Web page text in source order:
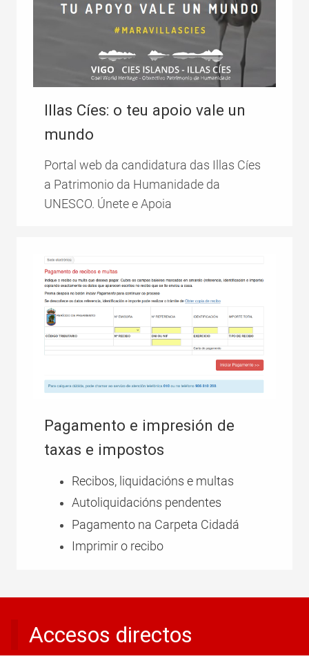
Illas Cíes: o teu apoio vale un
mundo
Portal web da candidatura das Illas Cíes
a Patrimonio da Humanidade da
UNESCO. Únete e Apoia
Pagamento e impresión de
taxas e impostos
Recibos, liquidacións e multas
Autoliquidacións pendentes
Pagamento na Carpeta Cidadá
Imprimir o recibo
Accesos directos